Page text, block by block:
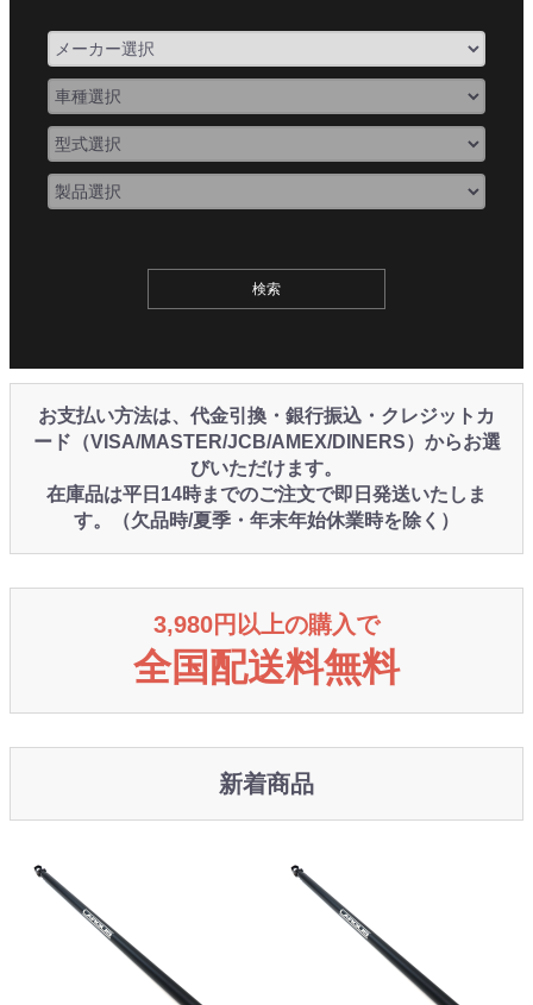
お支払い方法は、代金引換・銀行振込・クレジットカ
ード（VISA/MASTER/JCB/AMEX/DINERS）からお選
びいただけます。
在庫品は平日14時までのご注文で即日発送いたしま
す。（欠品時/夏季・年末年始休業時を除く）
3,980円以上の購入で
全国配送料無料
新着商品